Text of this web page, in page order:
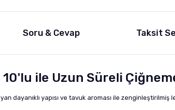
Soru & Cevap Taksit
ile Uzun Süreli
dayanıklı yapısı ve tavuk aroması ile